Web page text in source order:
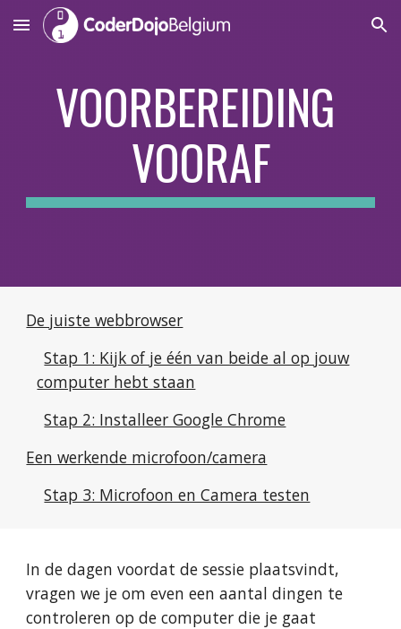
Skip to main content Skip to navigation
VOORBEREIDING
VOORAF
De juiste webbrowser
Stap 1: Kijk of je één van beide al op jouw
computer hebt staan
Stap 2: Installeer Google Chrome
Een werkende microfoon/camera
Stap 3: Microfoon en Camera testen
In de dagen voordat de sessie plaatsvindt,
vragen we je om even een aantal dingen te
controleren op de computer die je gaat